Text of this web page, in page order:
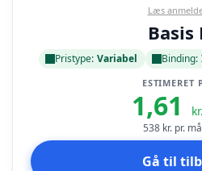
Læs
Basis
Pristype: Variabel Binding:
ESTIMERET
1,61
538 kr. pr.
Gå til